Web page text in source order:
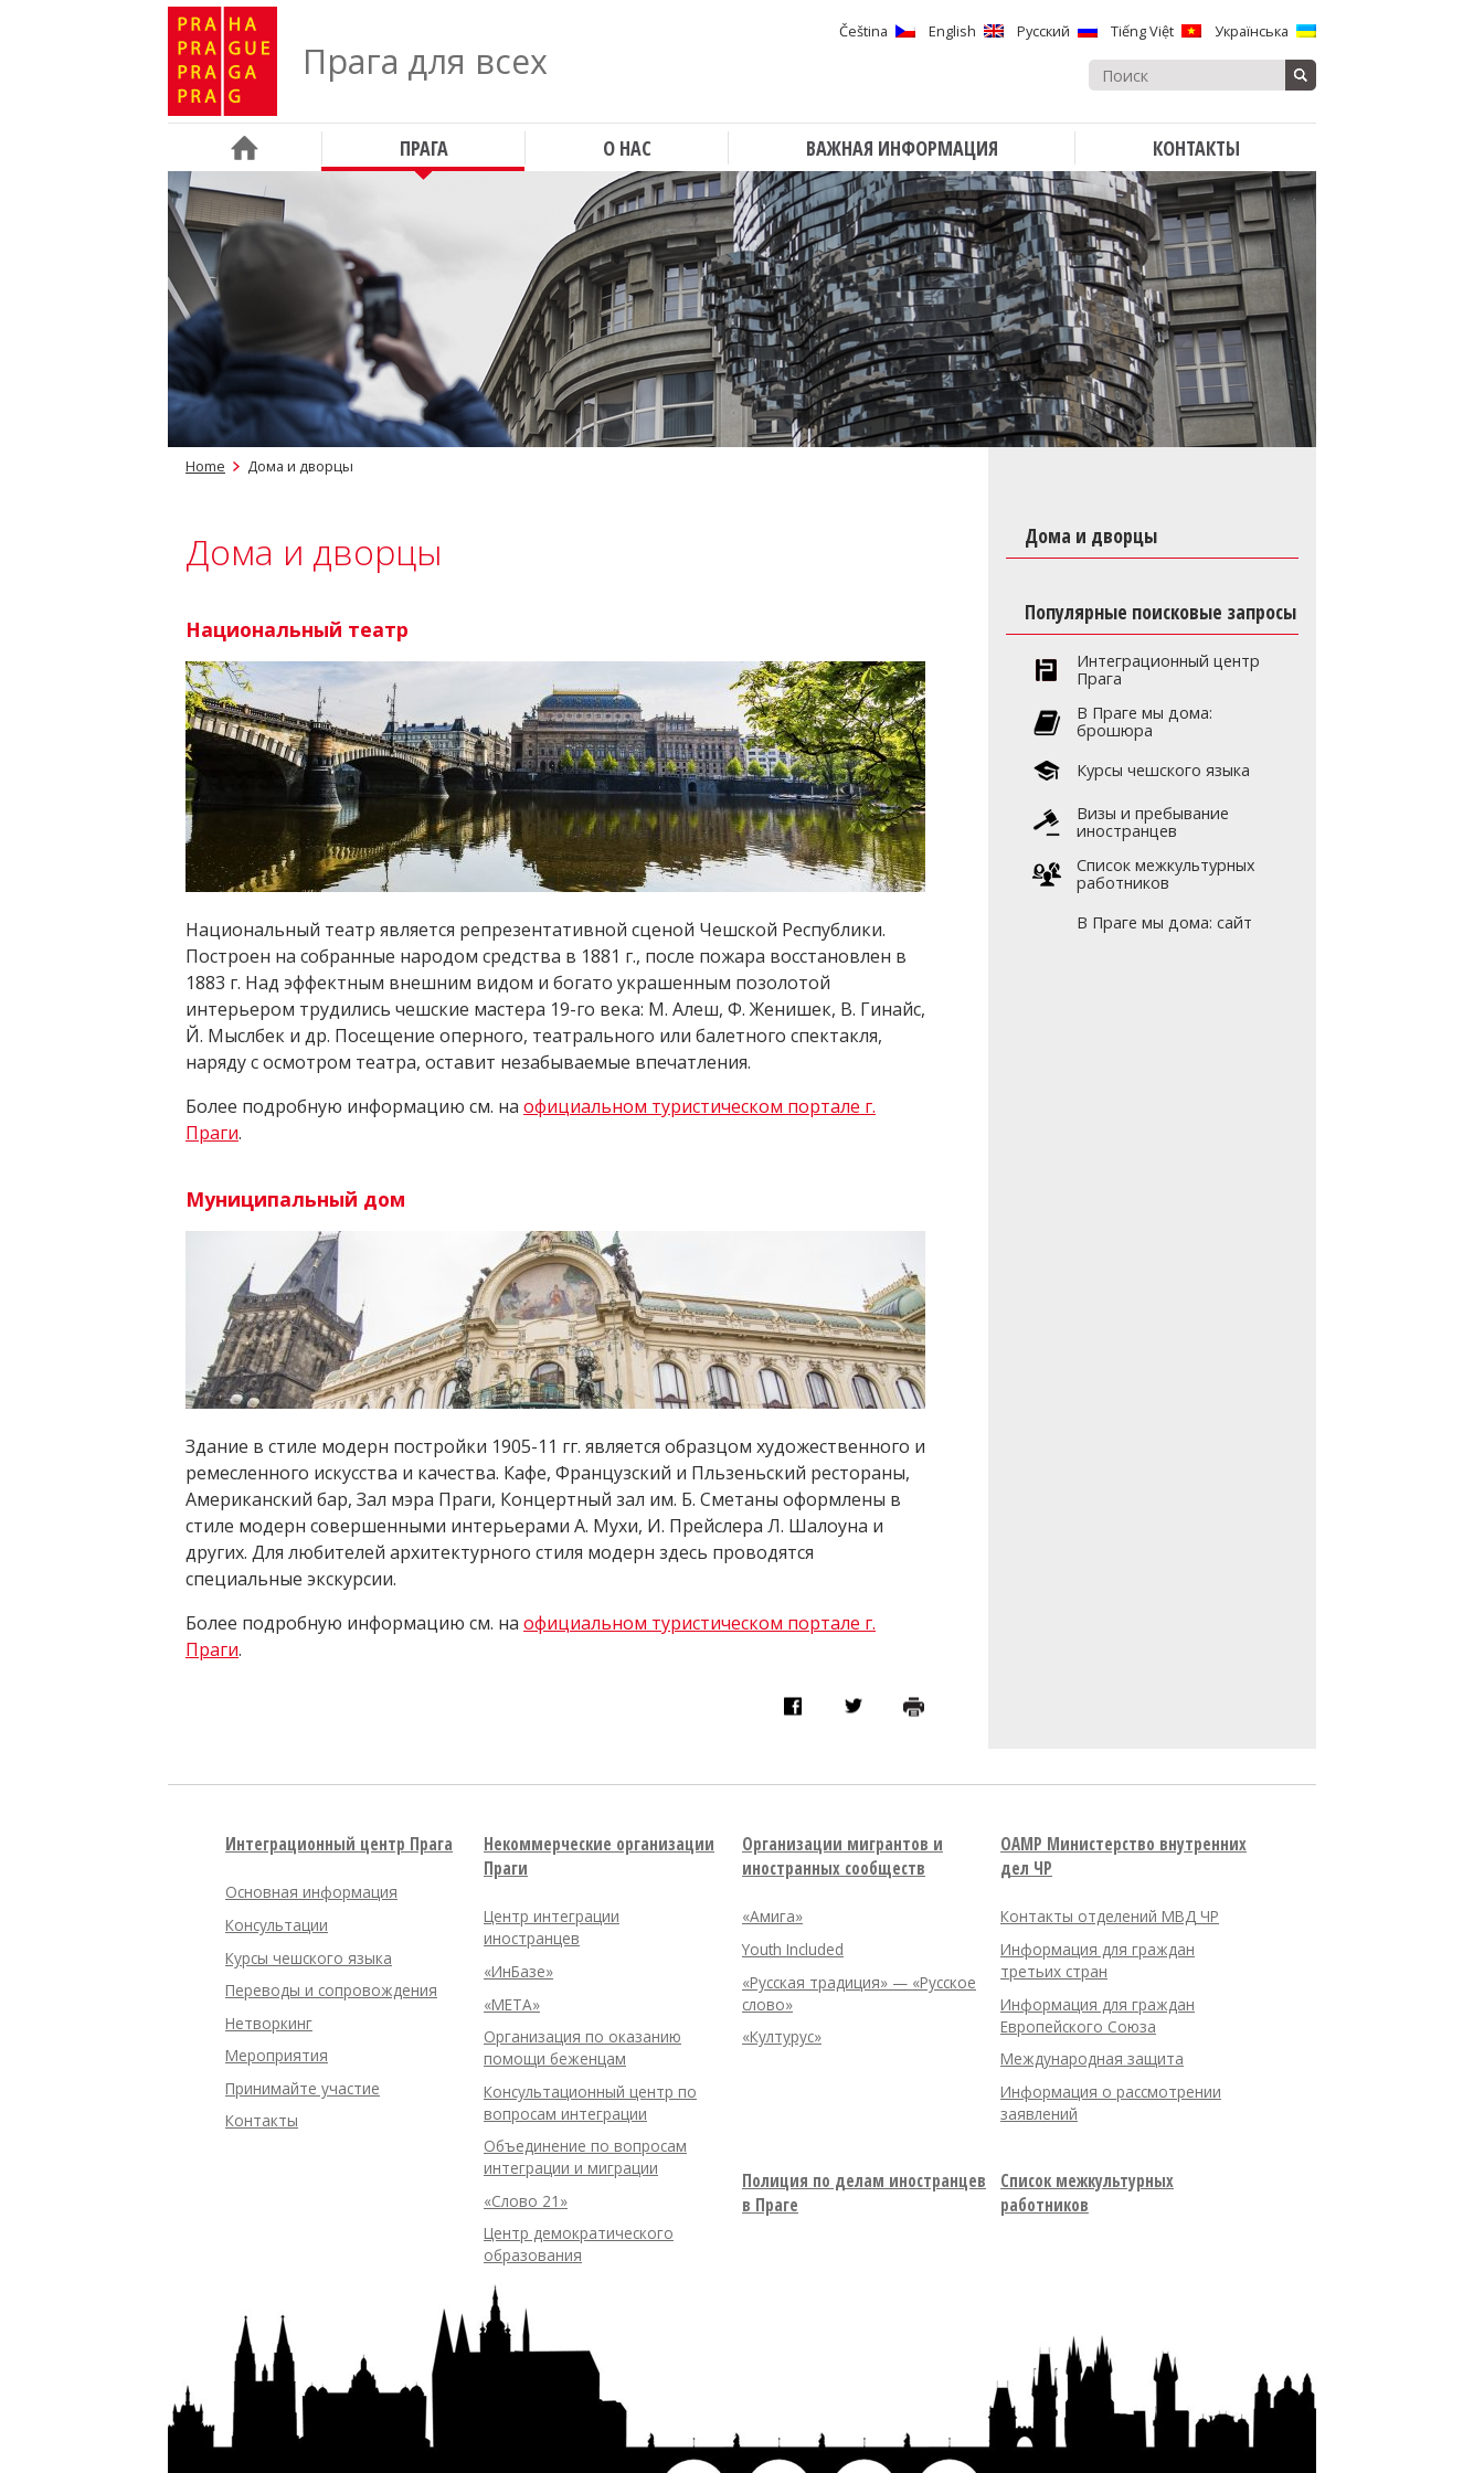
Прага для всех
Čeština English Русский Tiếng Việt Українська
ПРАГА О НАС ВАЖНАЯ ИНФОРМАЦИЯ КОНТАКТЫ
Home Дома и дворцы
Дома и дворцы
Национальный театр
Национальный театр является репрезентативной сценой Чешской Республики.
Построен на собранные народом средства в 1881 г., после пожара восстановлен в
1883 г. Над эффектным внешним видом и богато украшенным позолотой
интерьером трудились чешские мастера 19-го века: М. Алеш, Ф. Женишек, В. Гинайс,
Й. Мыслбек и др. Посещение оперного, театрального или балетного спектакля,
наряду с осмотром театра, оставит незабываемые впечатления.
Более подробную информацию см. на официальном туристическом портале г.
Праги.
Муниципальный дом
Здание в стиле модерн постройки 1905-11 гг. является образцом художественного и
ремесленного искусства и качества. Кафе, Французский и Пльзеньский рестораны,
Американский бар, Зал мэра Праги, Концертный зал им. Б. Сметаны оформлены в
стиле модерн совершенными интерьерами А. Мухи, И. Прейслера Л. Шалоуна и
других. Для любителей архитектурного стиля модерн здесь проводятся
специальные экскурсии.
Более подробную информацию см. на официальном туристическом портале г.
Праги.
Дома и дворцы
Популярные поисковые запросы
Интеграционный центр
Прага
В Праге мы дома:
брошюра
Курсы чешского языка
Визы и пребывание
иностранцев
Список межкультурных
работников
В Праге мы дома: сайт
Интеграционный центр Прага
Основная информация
Консультации
Курсы чешского языка
Переводы и сопровождения
Нетворкинг
Мероприятия
Принимайте участие
Контакты
Некоммерческие организации
Праги
Центр интеграции
иностранцев
«ИнБазе»
«META»
Организация по оказанию
помощи беженцам
Консультационный центр по
вопросам интеграции
Объединение по вопросам
интеграции и миграции
«Слово 21»
Центр демократического
образования
Организации мигрантов и
иностранных сообществ
«Амига»
Youth Included
«Русская традиция» — «Русское
слово»
«Културус»
OAMP Министерство внутренних
дел ЧР
Контакты отделений МВД ЧР
Информация для граждан
третьих стран
Информация для граждан
Европейского Союза
Международная защита
Информация о рассмотрении
заявлений
Полиция по делам иностранцев
в Праге
Список межкультурных
работников